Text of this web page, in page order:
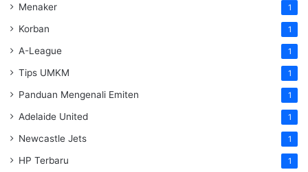
Menaker 1
Korban 1
A-League 1
Tips UMKM 1
Panduan Mengenali Emiten 1
Adelaide United 1
Newcastle Jets 1
HP Terbaru 1